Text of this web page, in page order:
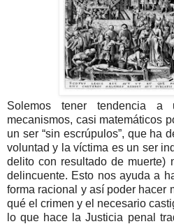
Solemos tener tendencia a
mecanismos, casi matemáticos
un ser “sin escrúpulos”, que ha
voluntad y la víctima es un ser
delito con resultado de muerte)
delincuente. Esto nos ayuda a
forma racional y así poder hacer
qué el crimen y el necesario
lo que hace la Justicia penal